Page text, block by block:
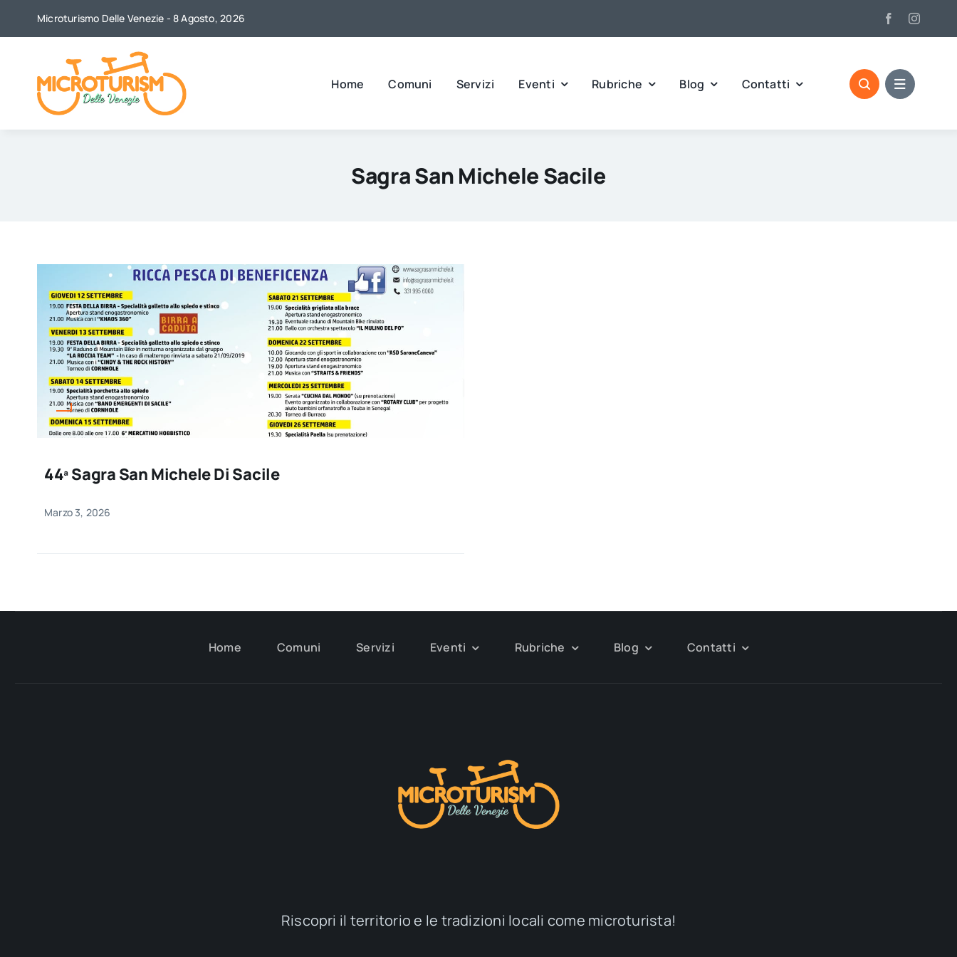
Microturismo Delle Venezie - 8 Agosto, 2026
Home Comuni Servizi Eventi Rubriche Blog Contatti
Sagra San Michele Sacile
44ª Sagra San Michele Di Sacile
Marzo 3, 2026
Home Comuni Servizi Eventi Rubriche Blog Contatti
Riscopri il territorio e le tradizioni locali come microturista!